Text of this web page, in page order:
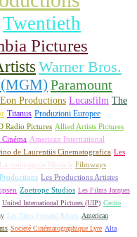
Twentieth
Pictures
Warner Bros.
Paramount
Eon Productions Lucasfilm The
Titanus Produzioni Europee
Radio Pictures Allied Artists Pictures
Cinéma American International
de Laurentiis Cinematografica Les
La compagnie Mirisch Filmways
Les Productions Artistes
Zoetrope Studios Les Films Jacques
United International Pictures (UIP) Cerito
Les films Fernand Rivers American
Societé Cinématographique Lyre Alta